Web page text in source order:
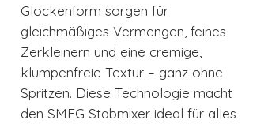
Glockenform sorgen für
gleichmäßiges Vermengen, feines
Zerkleinern und eine cremige,
klumpenfreie Textur – ganz ohne
Spritzen. Diese Technologie macht
den SMEG Stabmixer ideal für alles